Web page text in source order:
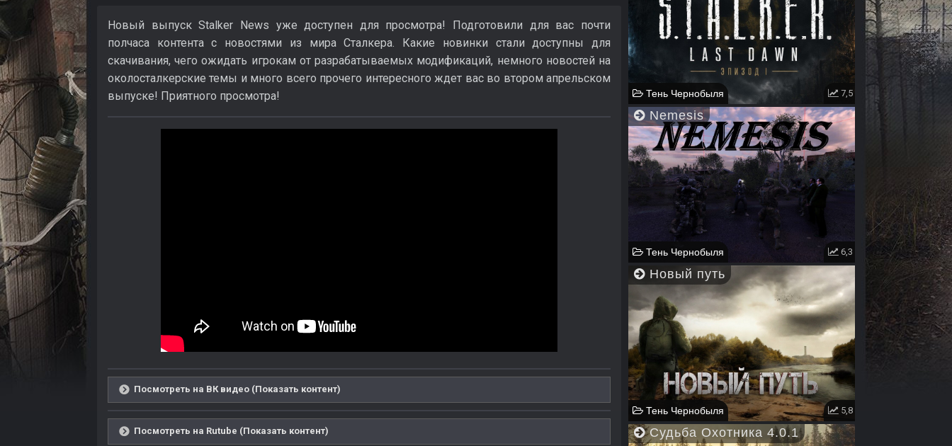
Новый выпуск Stalker News уже доступен для просмотра! Подготовили для вас почти
полчаса контента с новостями из мира Сталкера. Какие новинки стали доступны для
скачивания, чего ожидать игрокам от разрабатываемых модификаций, немного новостей на
околосталкерские темы и много всего прочего интересного ждет вас во втором апрельском
выпуске! Приятного просмотра!
Посмотреть на ВК видео (Показать контент)
Посмотреть на Rutube (Показать контент)
Тень Чернобыля 7,5
Nemesis
Тень Чернобыля 6,3
Новый путь
Тень Чернобыля 5,8
Судьба Охотника 4.0.1